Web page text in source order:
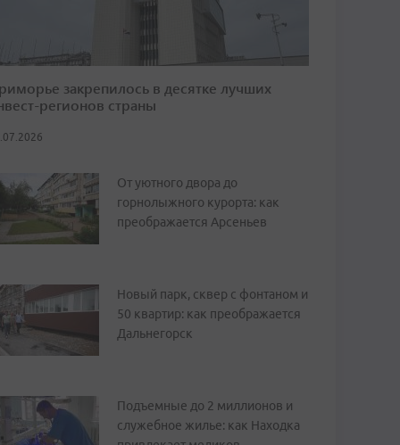
закрепилось в десятке лучших
регионов страны
От уютного двора до
горнолыжного курорта: как
преображается Арсеньев
Новый парк, сквер с фонтаном и
50 квартир: как преображается
Дальнегорск
Подъемные до 2 миллионов и
служебное жилье: как Находка